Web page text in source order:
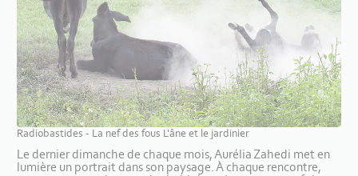
Radiobastides - La nef des fous L'âne et le jardinier
Le dernier dimanche de chaque mois, Aurélia Zahedi met en
lumière un portrait dans son paysage. À chaque rencontre,